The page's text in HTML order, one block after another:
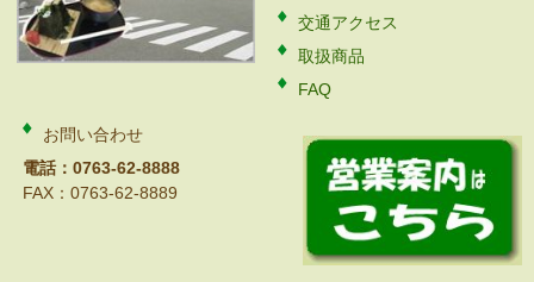
交通アクセス
取扱商品
FAQ
お問い合わせ
電話：0763-62-8888
FAX：0763-62-8889